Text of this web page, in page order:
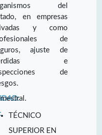
del
en empresas
y como
de
ajuste de
e
de
TÉCNICO
SUPERIOR EN